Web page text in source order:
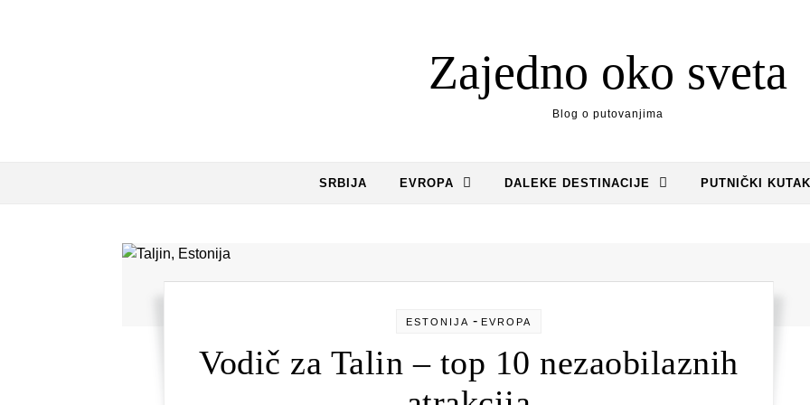
Zajedno oko sveta
Blog o putovanjima
SRBIJA EVROPA DALEKE DESTINACIJE PUTNIČKI KUTAK
ESTONIJA - EVROPA
Vodič za Talin – top 10 nezaobilaznih